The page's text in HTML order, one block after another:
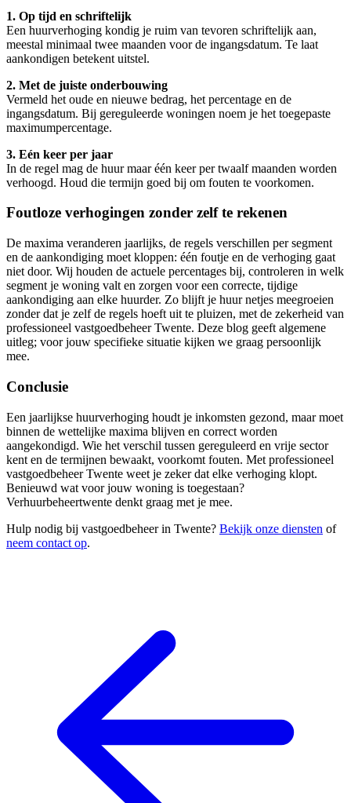
1. Op tijd en schriftelijk
Een huurverhoging kondig je ruim van tevoren schriftelijk aan,
meestal minimaal twee maanden voor de ingangsdatum. Te laat
aankondigen betekent uitstel.
2. Met de juiste onderbouwing
Vermeld het oude en nieuwe bedrag, het percentage en de
ingangsdatum. Bij gereguleerde woningen noem je het toegepaste
maximumpercentage.
3. Eén keer per jaar
In de regel mag de huur maar één keer per twaalf maanden worden
verhoogd. Houd die termijn goed bij om fouten te voorkomen.
Foutloze verhogingen zonder zelf te rekenen
De maxima veranderen jaarlijks, de regels verschillen per segment
en de aankondiging moet kloppen: één foutje en de verhoging gaat
niet door. Wij houden de actuele percentages bij, controleren in welk
segment je woning valt en zorgen voor een correcte, tijdige
aankondiging aan elke huurder. Zo blijft je huur netjes meegroeien
zonder dat je zelf de regels hoeft uit te pluizen, met de zekerheid van
professioneel vastgoedbeheer Twente. Deze blog geeft algemene
uitleg; voor jouw specifieke situatie kijken we graag persoonlijk
mee.
Conclusie
Een jaarlijkse huurverhoging houdt je inkomsten gezond, maar moet
binnen de wettelijke maxima blijven en correct worden
aangekondigd. Wie het verschil tussen gereguleerd en vrije sector
kent en de termijnen bewaakt, voorkomt fouten. Met professioneel
vastgoedbeheer Twente weet je zeker dat elke verhoging klopt.
Benieuwd wat voor jouw woning is toegestaan?
Verhuurbeheertwente denkt graag met je mee.
Hulp nodig bij vastgoedbeheer in Twente? Bekijk onze diensten of
neem contact op.